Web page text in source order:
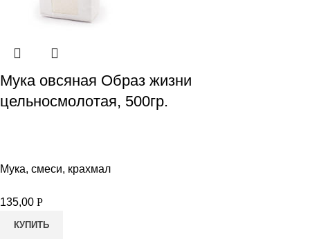
Мука овсяная Образ жизни
цельносмолотая, 500гр.
Мука, смеси, крахмал
135,00 Р
КУПИТЬ